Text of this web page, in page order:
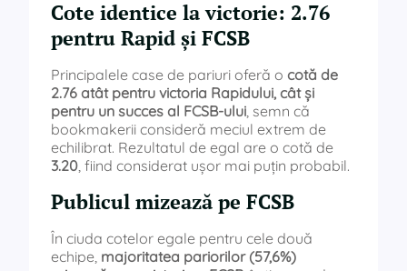
Cote identice la victorie: 2.76
pentru Rapid și FCSB
Principalele case de pariuri oferă o cotă de
2.76 atât pentru victoria Rapidului, cât și
pentru un succes al FCSB-ului, semn că
bookmakerii consideră meciul extrem de
echilibrat. Rezultatul de egal are o cotă de
3.20, fiind considerat ușor mai puțin probabil.
Publicul mizează pe FCSB
În ciuda cotelor egale pentru cele două
echipe, majoritatea pariorilor (57,6%)